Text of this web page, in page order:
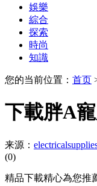
娛樂
綜合
探索
時尚
知識
您的当前位置： 首页
下載胖A
来源：
(0)
精品下載精心為您推